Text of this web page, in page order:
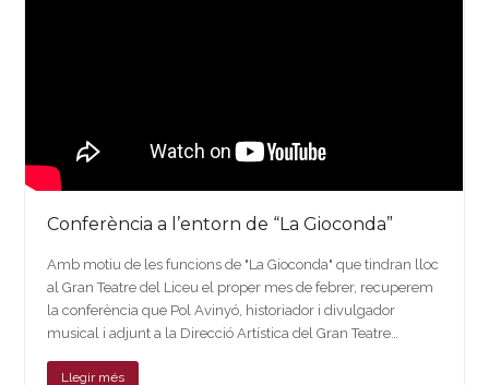
Conferència a l’entorn de “La Gioconda”
Amb motiu de les funcions de "La Gioconda" que tindran lloc
al Gran Teatre del Liceu el proper mes de febrer, recuperem
la conferència que Pol Avinyó, historiador i divulgador
musical i adjunt a la Direcció Artística del Gran Teatre…
Llegir més